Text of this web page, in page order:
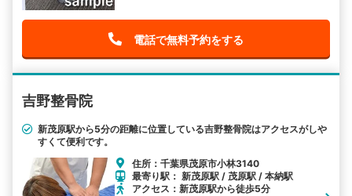
電話で無料予約をする
吉野整骨院
新茂原駅から5分の距離に位置している吉野整骨院はアクセスがしや
すくて便利です。
住所：千葉県茂原市小林3140
最寄り駅： 新茂原駅 / 茂原駅 / 本納駅
アクセス：新茂原駅から徒歩5分